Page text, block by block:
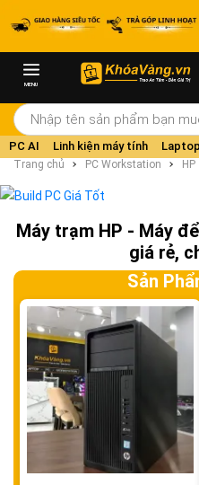
MENU
PC AI Linh kiện máy tính
Trang chủ PC Workstation
Máy trạm HP - Máy
giá rẻ,
Sản